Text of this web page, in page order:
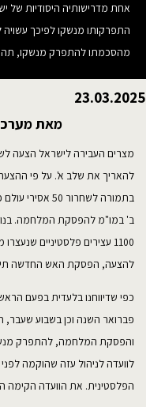
אחת מדרישותיה היסודיות של
התפרקותו מנשקו לפיכך
מהסכמתו להתפרק מנשקו,
23.03.2025
מאת
מצרים העבירה לישראל הצעה
בתמורה לשחרור
ב' במו"מ להפסקת המלחמה.
להצעה, הפסקת האש החדשה
פברואר השנה וכן בשבוע
והפסקת המלחמה, להתפרק
לוועדה לניהול עזה שהוקמה
הפלסטינית. את הוועדה